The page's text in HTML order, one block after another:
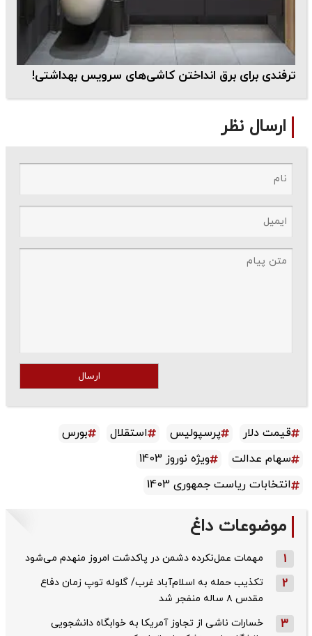
ترفندی برای برق انداختن کاشی‌های سرویس بهداشتی!
ارسال نظر
ارسال
قیمت دلار پرسپولیس استقلال
بورس
سهام عدالت
ویژه نوروز 1403
انتخابات ریاست جمهوری 1403
موضوعات داغ
1 مهمات عمل‌نکرده دشمن در پاکدشت امروز منهدم می‌شود
2
تکذیب حمله به اسلام‌آباد غرب/ گلوله توپ زمان دفاع
مقدس ۸ ساله منفجر شد
3
خسارات ناشی از تجاوز آمریکا به خوابگاه دانشجویی